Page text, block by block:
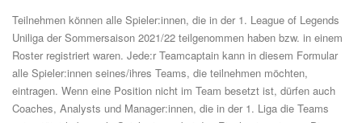
Teilnehmen können alle Spieler:innen, die in der 1. League of Legends
Uniliga der Sommersaison 2021/22 teilgenommen haben bzw. in einem
Roster registriert waren. Jede:r Teamcaptain kann in diesem Formular
alle Spieler:innen seines/ihres Teams, die teilnehmen möchten,
eintragen. Wenn eine Position nicht im Team besetzt ist, dürfen auch
Coaches, Analysts und Manager:innen, die in der 1. Liga die Teams